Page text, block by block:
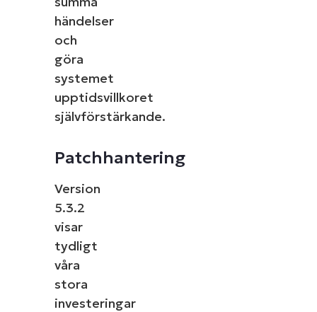
händelser
och
göra
systemet
upptidsvillkoret
självförstärkande.
Patchhantering
Version
5.3.2
visar
tydligt
våra
stora
investeringar